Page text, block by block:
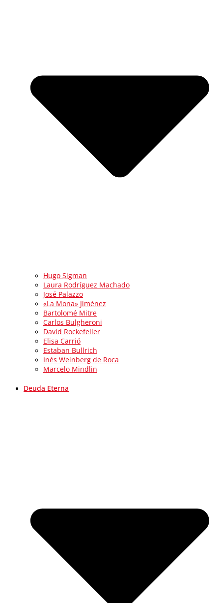
Hugo Sigman
Laura Rodríguez Machado
José Palazzo
«La Mona» Jiménez
Bartolomé Mitre
Carlos Bulgheroni
David Rockefeller
Elisa Carrió
Estaban Bullrich
Inés Weinberg de Roca
Marcelo Mindlin
Deuda Eterna